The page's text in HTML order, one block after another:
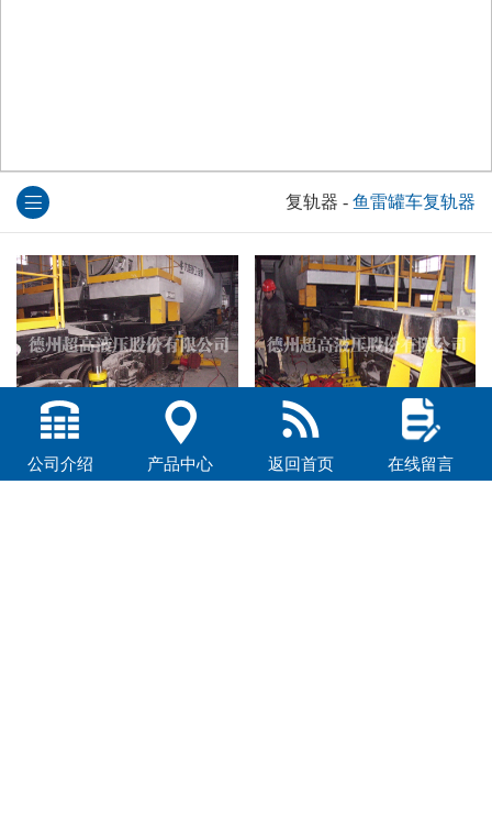
复轨器 - 鱼雷罐车复轨器
鱼雷罐车复轨器 鱼雷罐车救援设备
公司介绍 产品中心 返回首页 在线留言